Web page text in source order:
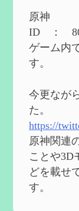
能と3凸ま
2024/04/03
第４８回
更新
2024/2/10
能 それ
2024/2/04
第５２回
編】を作
2024/1/25
Ultimate
2024/1/23
原神
ID ：
ゲーム内
す。
今更なが
た。
https://
原神関連
ことや3D
どを載せ
す。